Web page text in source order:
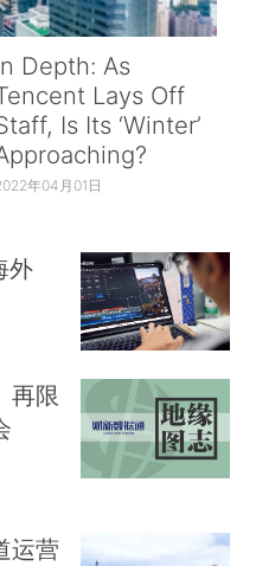
Depth: As
Lays Off
Is Its ‘Winter’
年04月01日
外
再限
运营